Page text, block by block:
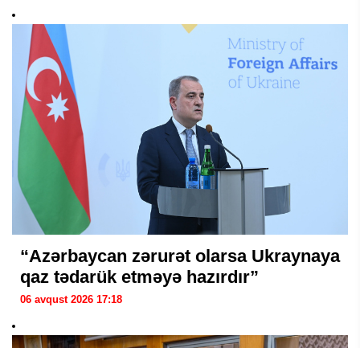
“Azərbaycan zərurət olarsa Ukraynaya
qaz tədarük etməyə hazırdır”
06 avqust 2026 17:18